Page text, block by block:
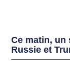
Ce matin, un
Russie et